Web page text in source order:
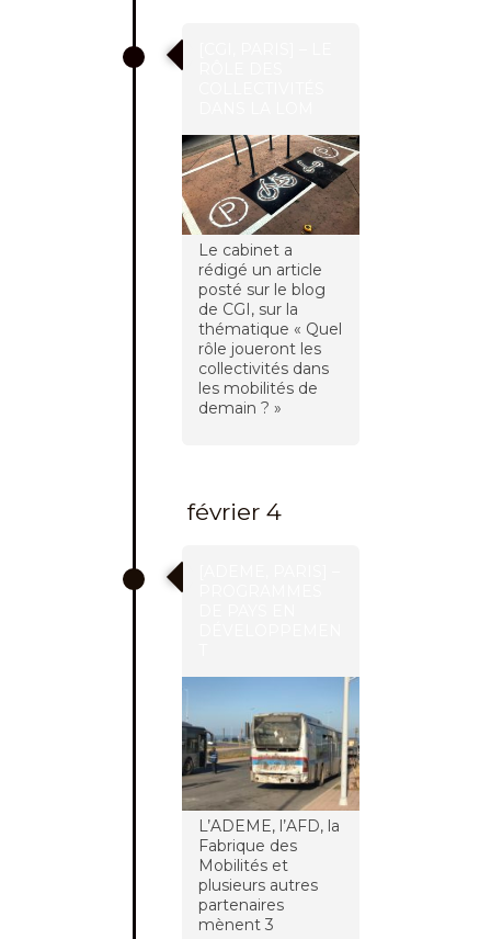
Le cabinet a
rédigé un article
posté sur le blog
de CGI, sur la
thématique « Quel
rôle joueront les
collectivités dans
les mobilités de
demain ? »
février 4
L’ADEME, l’AFD, la
Fabrique des
Mobilités et
plusieurs autres
partenaires
mènent 3